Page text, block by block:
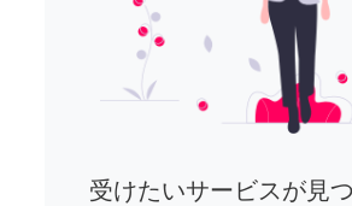
受けたいサービスが見